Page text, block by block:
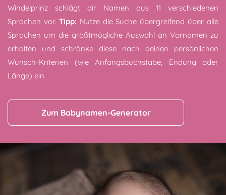
Windelprinz schlägt dir Namen aus 11 verschiedenen
Sprachen vor. Tipp: Nutze die Suche übergreifend über alle
Sprachen um die größtmögliche Auswahl an Vornamen zu
erhalten und schränke diese nach deinen persönlichen
Wunsch-Kriterien (wie Anfangsbuchstabe, Endung oder
Länge) ein.
Zum Babynamen-Generator